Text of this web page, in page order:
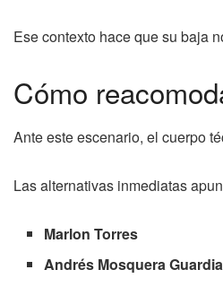
Ese contexto hace que su baja
Cómo
Ante este escenario, el cuerpo
Las alternativas inmediatas
Marlon Torres
Andrés Mosquera Guardia